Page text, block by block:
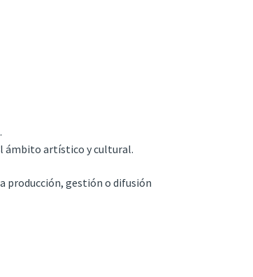
ámbito artístico y cultural.
producción, gestión o difusión